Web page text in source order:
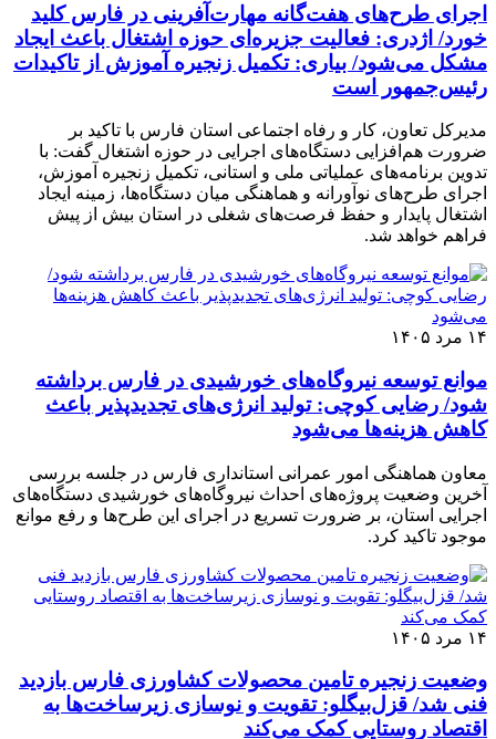
اجرای طرح‌های هفت‌گانه مهارت‌آفرینی در فارس کلید
خورد/ اژدری: فعالیت جزیره‌‌ای حوزه اشتغال باعث ایجاد
مشکل می‌شود/ بیاری: تکمیل زنجیره آموزش از تاکیدات
رئیس‌جمهور است
مدیرکل تعاون، کار و رفاه اجتماعی استان فارس با تاکید بر
ضرورت هم‌افزایی دستگاه‌های اجرایی در حوزه اشتغال گفت: با
تدوین برنامه‌های عملیاتی ملی و استانی، تکمیل زنجیره آموزش،
اجرای طرح‌های نوآورانه و هماهنگی میان دستگاه‌ها، زمینه ایجاد
اشتغال پایدار و حفظ فرصت‌های شغلی در استان بیش از پیش
فراهم خواهد شد.
۱۴ مرد ۱۴۰۵
موانع توسعه نیروگاه‌های خورشیدی در فارس برداشته
شود/ رضایی کوچی: تولید انرژی‌های تجدیدپذیر باعث
کاهش هزینه‌ها می‌شود
معاون هماهنگی امور عمرانی استانداری فارس در جلسه بررسی
آخرین وضعیت پروژه‌های احداث نیروگاه‌های خورشیدی دستگاه‌های
اجرایی استان، بر ضرورت تسریع در اجرای این طرح‌ها و رفع موانع
موجود تاکید کرد.
۱۴ مرد ۱۴۰۵
وضعیت زنجیره تامین محصولات کشاورزی فارس بازدید
فنی شد/ قزل‌بیگلو: تقویت و نوسازی زیرساخت‌ها به
اقتصاد روستایی کمک می‌کند